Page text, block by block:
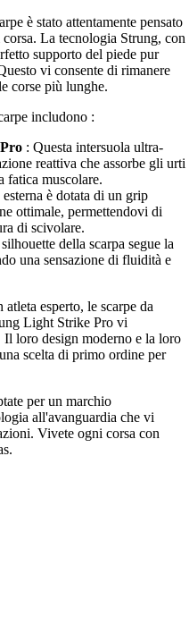
è stato attentamente pensato
La tecnologia Strung, con
supporto del piede pur
vi consente di rimanere
corse più lunghe.
includono :
: Questa intersuola ultra-
reattiva che assorbe gli urti
fatica muscolare.
è dotata di un grip
ottimale, permettendovi di
di scivolare.
della scarpa segue la
una sensazione di fluidità e
esperto, le scarpe da
Light Strike Pro vi
Il loro design moderno e la loro
scelta di primo ordine per
per un marchio
all'avanguardia che vi
Vivete ogni corsa con